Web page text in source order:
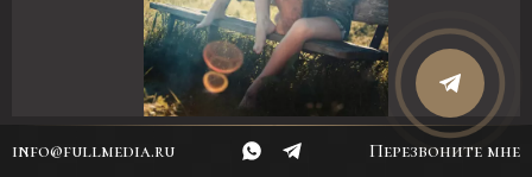
info@fullmedia.ru Перезвоните мне